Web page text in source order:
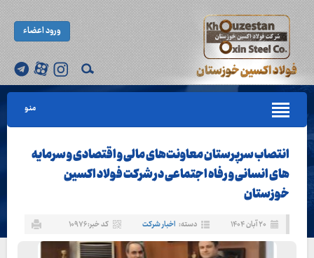
ورود اعضاء
منو
انتصاب سرپرستان معاونت‌های مالی و اقتصادی و سرمایه
های انسانی و رفاه اجتماعی در شرکت فولاد اکسین
خوزستان
۲۰ آبان ۱۴۰۴ دسته: اخبار شرکت کد خبر: ۱۰۹۷۶